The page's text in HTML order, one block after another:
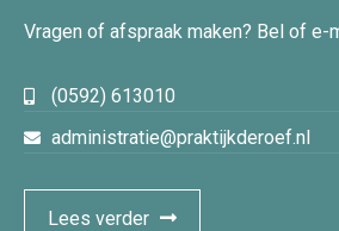
Vragen of afspraak maken? Bel of e-
(0592) 613010
administratie@praktijkderoef.nl
Lees verder